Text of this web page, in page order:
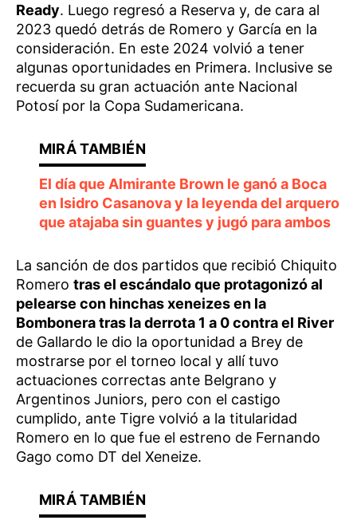
Ready. Luego regresó a Reserva y, de cara al
2023 quedó detrás de Romero y García en la
consideración. En este 2024 volvió a tener
algunas oportunidades en Primera. Inclusive se
recuerda su gran actuación ante Nacional
Potosí por la Copa Sudamericana.
El día que Almirante Brown le ganó a Boca
en Isidro Casanova y la leyenda del arquero
que atajaba sin guantes y jugó para ambos
La sanción de dos partidos que recibió Chiquito
Romero tras el escándalo que protagonizó al
pelearse con hinchas xeneizes en la
Bombonera tras la derrota 1 a 0 contra el River
de Gallardo le dio la oportunidad a Brey de
mostrarse por el torneo local y allí tuvo
actuaciones correctas ante Belgrano y
Argentinos Juniors, pero con el castigo
cumplido, ante Tigre volvió a la titularidad
Romero en lo que fue el estreno de Fernando
Gago como DT del Xeneize.